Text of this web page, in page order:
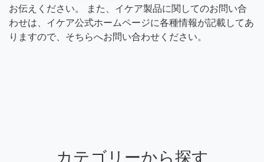
お伝えください。 また、イケア製品に関してのお問い合
わせは、イケア公式ホームページに各種情報が記載してあ
りますので、そちらへお問い合わせください。
カテゴリーから探す